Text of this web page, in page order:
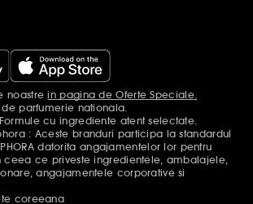
noastrein pagina de Oferte Speciale.
de parfumerie nationala.
cu ingrediente atent selectate.
: Aceste branduri participa la standardul
datorita angajamentelor lor pentru
ceea ce priveste ingredientele, ambalajele,
angajamentele corporative si
coreeana